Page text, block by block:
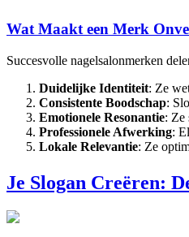
Wat Maakt een Merk
Succesvolle nagelsalonmerken
Duidelijke Identiteit: Ze
Consistente Boodschap:
Emotionele Resonantie: Ze
Professionele Afwerking:
Lokale Relevantie: Ze
Je Slogan Creëren: